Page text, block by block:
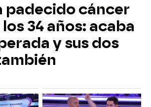
padecido cáncer
34 años: acaba
y sus dos